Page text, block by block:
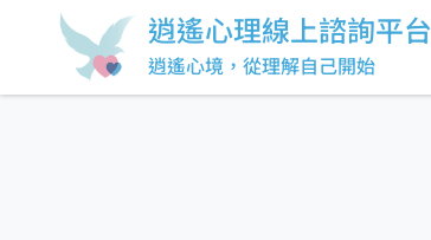
逍遙心理線上諮詢平台
逍遙心境，從理解自己開始